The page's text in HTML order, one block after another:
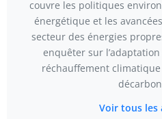
couvre les politiques
énergétique et les
secteur des énergies
enquêter sur
réchauffement
Voir tous les